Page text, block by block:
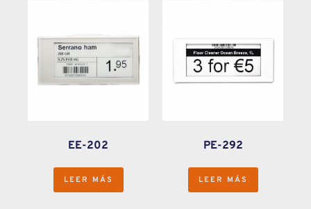
EE-202
LEER MÁS
PE-292
LEER MÁS